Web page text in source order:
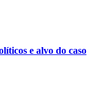
e alvo do caso